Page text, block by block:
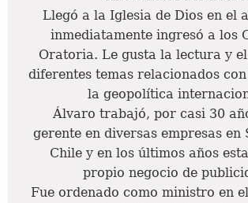
Llegó a la Iglesia de Dios en el
inmediatamente ingresó a los
Oratoria. Le gusta la lectura y
diferentes temas relacionados
la geopolítica
Álvaro trabajó, por casi 30
gerente en diversas empresas en
Chile y en los últimos años
propio negocio de
Fue ordenado como ministro en